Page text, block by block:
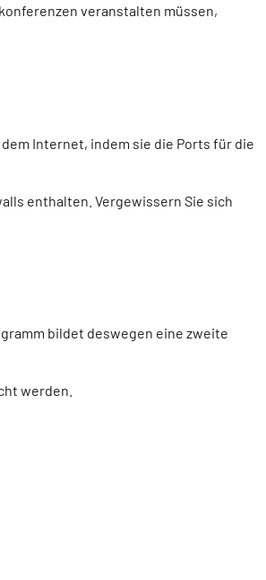
veranstalten müssen,
Internet, indem sie die Ports für die
enthalten. Vergewissern Sie sich
bildet deswegen eine zweite
werden.